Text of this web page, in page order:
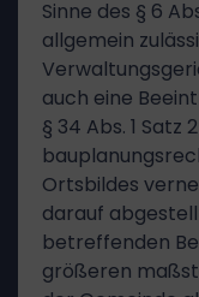
Sinne des § 6
allgemein
auch eine
§ 34 Abs. 1 Satz
Ortsbildes
darauf
betreffenden
größeren